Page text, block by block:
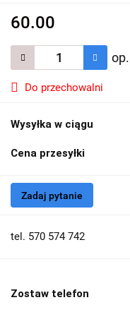
60.00
op.
Do przechowalni
Wysyłka w ciągu
Cena przesyłki
Zadaj pytanie
tel. 570 574 742
Zostaw telefon